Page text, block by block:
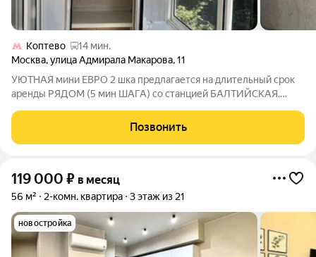
Коптево
14 мин.
Москва,улица Адмирала Макарова,11
УЮТНАЯ мини ЕВРО 2 шка предлагается на длительный срок
аренды РЯДОМ (5 мин ШАГА) со станцией БАЛТИЙСКАЯ.
превращается в стену./ И обратно.. Гостинно-кухонная зона
отдельно с дорогим / удобным
Позвонить
119 000 ₽ в месяц
56 м² 2-комн. квартира 3 этаж из 21
новостройка